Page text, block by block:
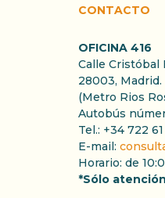
CONTACTO
OFICINA 416
Calle Cristóbal
28003, Madrid.
(Metro Rios
Autobús
Tel.: +34 722
E-mail:
Horario: de
*Sólo